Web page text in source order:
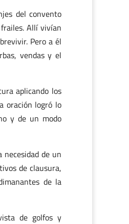
del convento
Allí vivían
Pero a él
vendas y el
aplicando los
oración logró lo
y de un modo
de un
de clausura,
de la
de golfos y